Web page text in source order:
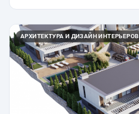
АРХИТЕКТУРА И ДИЗАЙН ИНТЕРЬЕРОВ